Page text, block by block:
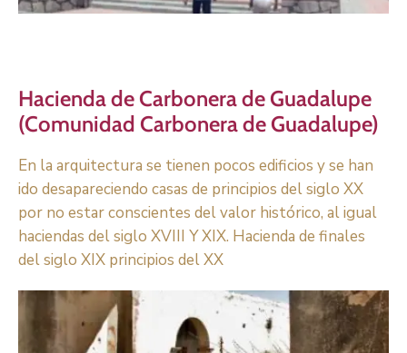
Hacienda de Carbonera de Guadalupe
(Comunidad Carbonera de Guadalupe)
En la arquitectura se tienen pocos edificios y se han
ido desapareciendo casas de principios del siglo XX
por no estar conscientes del valor histórico, al igual
haciendas del siglo XVIII Y XIX. Hacienda de finales
del siglo XIX principios del XX